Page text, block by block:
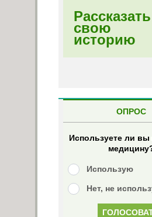
Рассказать
свою
историю
ОПРОС
Используете ли
Использую
Нет, не